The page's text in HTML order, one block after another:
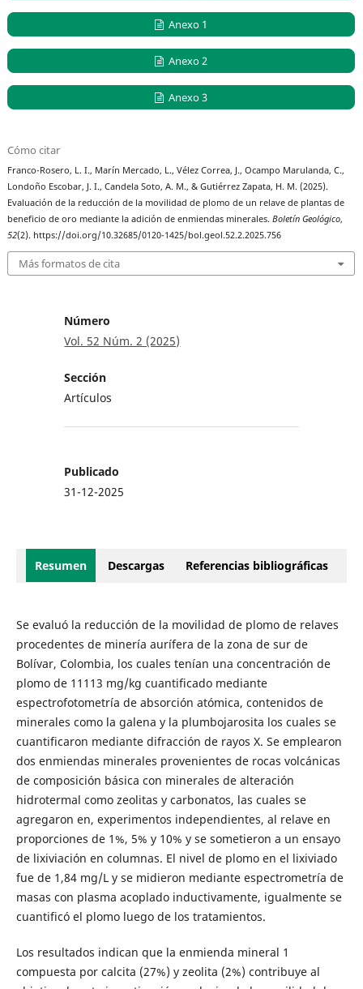
Anexo 1
Anexo 2
Anexo 3
Cómo citar
Franco-Rosero, L. I., Marín Mercado, L., Vélez Correa, J., Ocampo Marulanda, C.,
Londoño Escobar, J. I., Candela Soto, A. M., & Gutiérrez Zapata, H. M. (2025).
Evaluación de la reducción de la movilidad de plomo de un relave de plantas de
beneficio de oro mediante la adición de enmiendas minerales.Boletín Geológico,
52(2). https://doi.org/10.32685/0120-1425/bol.geol.52.2.2025.756
Más formatos de cita
Número
Vol. 52 Núm. 2 (2025)
Sección
Artículos
Publicado
31-12-2025
Resumen Descargas Referencias bibliográficas
Se evaluó la reducción de la movilidad de plomo de relaves
procedentes de minería aurífera de la zona de sur de
Bolívar, Colombia, los cuales tenían una concentración de
plomo de 11113 mg/kg cuantificado mediante
espectrofotometría de absorción atómica, contenidos de
minerales como la galena y la plumbojarosita los cuales se
cuantificaron mediante difracción de rayos X. Se emplearon
dos enmiendas minerales provenientes de rocas volcánicas
de composición básica con minerales de alteración
hidrotermal como zeolitas y carbonatos, las cuales se
agregaron en, experimentos independientes, al relave en
proporciones de 1%, 5% y 10% y se sometieron a un ensayo
de lixiviación en columnas. El nivel de plomo en el lixiviado
fue de 1,84 mg/L y se midieron mediante espectrometría de
masas con plasma acoplado inductivamente, igualmente se
cuantificó el plomo luego de los tratamientos.
Los resultados indican que la enmienda mineral 1
compuesta por calcita (27%) y zeolita (2%) contribuye al